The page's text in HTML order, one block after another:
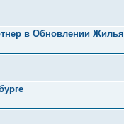
в Обновлении Жилья